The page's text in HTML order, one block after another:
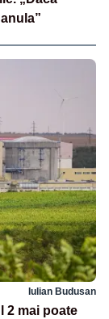
Iulian Budusan
2 mai poate